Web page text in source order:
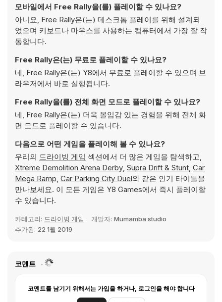
모바일에서 Free Rally을(를) 플레이할 수 있나요?
아니요, Free Rally은(는) 데스크톱 플레이를 위해 설계되
었으며 키보드나 마우스를 사용하는 컴퓨터에서 가장 잘 작
동합니다.
Free Rally은(는) 무료로 플레이할 수 있나요?
네, Free Rally은(는) Y8에서 무료로 플레이할 수 있으며 브
라우저에서 바로 실행됩니다.
Free Rally을(를) 전체 화면 모드로 플레이할 수 있나요?
네, Free Rally은(는) 더욱 몰입감 있는 경험을 위해 전체 화
면 모드로 플레이할 수 있습니다.
다음으로 어떤 게임을 플레이해 볼 수 있나요?
우리의 드라이빙 게임 섹션에서 더 많은 게임을 탐색하고,
Xtreme Demolition Arena Derby, Supra Drift & Stunt, Car
Mega Ramp, Car Parking City Duel와 같은 인기 타이틀을
만나보세요. 이 모든 게임은 Y8 Games에서 즉시 플레이할
수 있습니다.
카테고리: 드라이빙 게임 개발자: Mumamba studio
추가됨: 22 1월 2019
코멘트
코멘트를 남기기 위해서는 가입을 하거나, 로그인을 해야 합니다